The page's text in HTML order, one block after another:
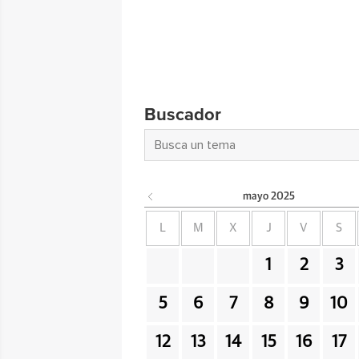
Buscador
mayo 2025
L M X J V S
1 2 3
5 6 7 8 9 10
12 13 14 15 16 17